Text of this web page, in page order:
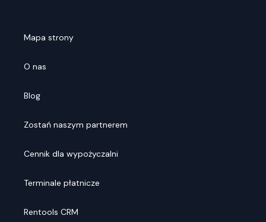
Mapa strony
O nas
Blog
Zostań naszym partnerem
Cennik dla wypożyczalni
Terminale płatnicze
Rentools CRM